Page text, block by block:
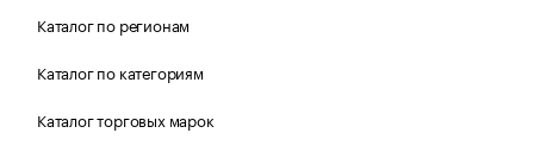
Каталог по регионам
Каталог по категориям
Каталог торговых марок